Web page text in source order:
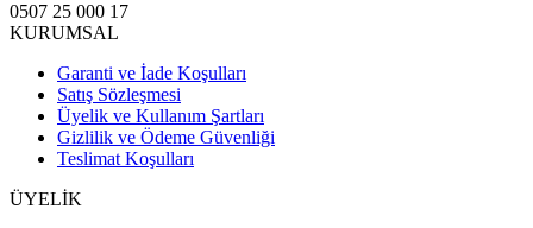
0507 25 000 17
KURUMSAL
Garanti ve İade Koşulları
Satış Sözleşmesi
Üyelik ve Kullanım Şartları
Gizlilik ve Ödeme Güvenliği
Teslimat Koşulları
ÜYELİK